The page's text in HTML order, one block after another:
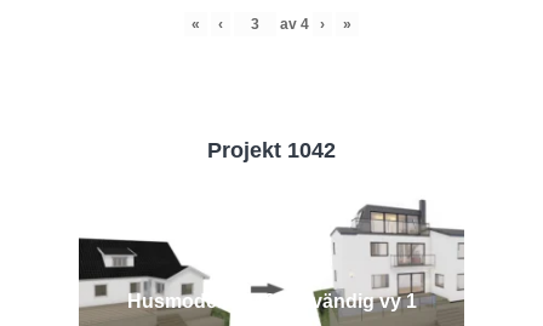
« ‹ av 4 › »
Projekt 1042
Husmodell 1042 - Utvändig vy 1